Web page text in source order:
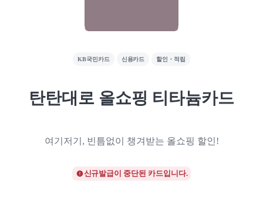
KB국민카드 신용카드 할인・적립
탄탄대로 올쇼핑 티타늄카드
여기저기, 빈틈없이 챙겨받는 올쇼핑 할인!
신규발급이 중단된 카드입니다.